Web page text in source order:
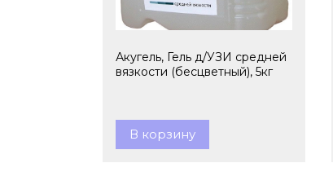
Акугель, Гель д/УЗИ средней
вязкости (бесцветный), 5кг
В корзину